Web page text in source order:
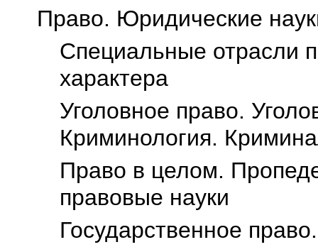
Право. Юридические
Специальные отрасли
характера
Уголовное право.
Криминология.
Право в целом.
правовые науки
Государственное